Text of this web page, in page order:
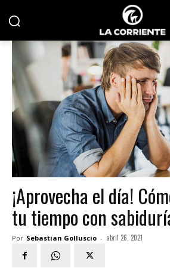
¡Aprovecha el día!
tu tiempo con
Por Sebastian Golluscio - abril 26, 2021